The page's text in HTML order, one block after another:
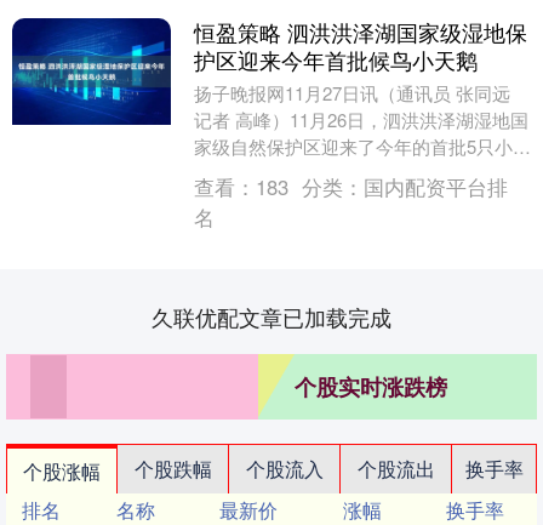
恒盈策略 泗洪洪泽湖国家级湿地保
护区迎来今年首批候鸟小天鹅
扬子晚报网11月27日讯（通讯员 张同远
记者 高峰）11月26日，泗洪洪泽湖湿地国
家级自然保护区迎来了今年的首批5只小天
鹅前来越冬。这些白色的精灵时而追逐、
嬉....
查看： 183 分类： 国内配资平台排
名
久联优配文章已加载完成
个股实时涨跌榜
个股涨幅 个股跌幅 个股流入 个股流出
换手率
排名
名称 最新价 涨幅
换手率